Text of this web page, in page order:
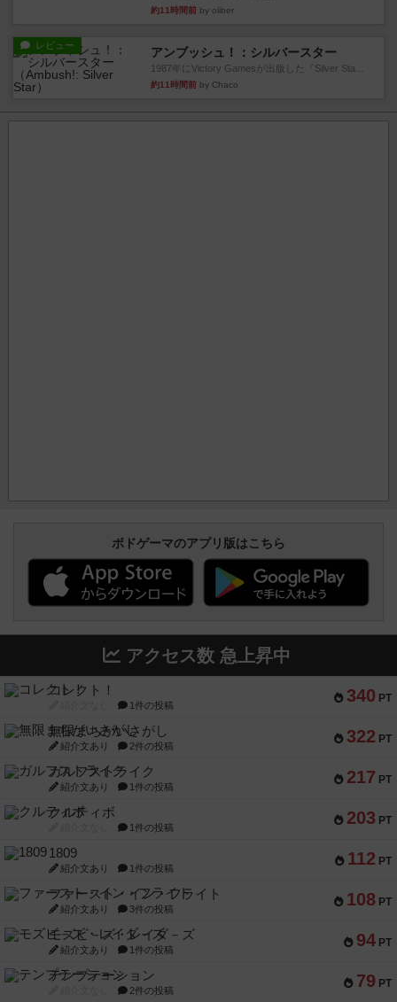
約11時間前 by oliber
レビュー アンブッシュ！：シルバースター
1987年にVictory Gamesが出版した『Silver Sta...
約11時間前 by Chaco
ボドゲーマのアプリ版はこちら
アクセス数 急上昇中
340 PT
コレクト！
1件の投稿
322 PT
無限まちがいさがし
紹介文あり 2件の投稿
217 PT
ガルフストライク
紹介文あり 1件の投稿
203 PT
クルティボ
1件の投稿
112 PT
1809
紹介文あり 1件の投稿
108 PT
ファースト・イン・フライト
紹介文あり 3件の投稿
94 PT
モズビ－ズ・レイダ－ズ
紹介文あり 1件の投稿
79 PT
テンプテーション
2件の投稿